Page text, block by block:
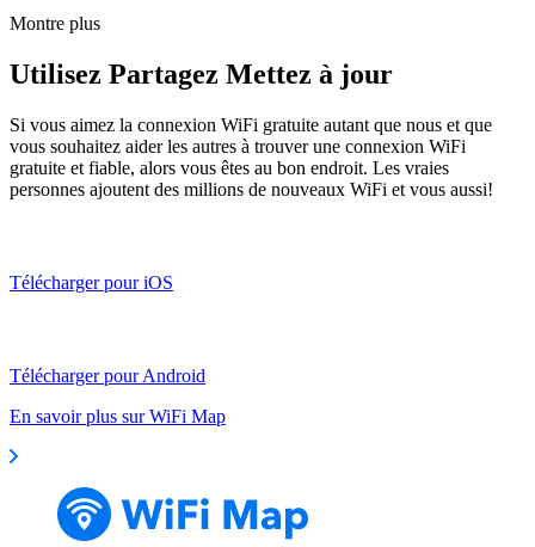
Montre plus
Utilisez Partagez Mettez à jour
Si vous aimez la connexion WiFi gratuite autant que nous et que
vous souhaitez aider les autres à trouver une connexion WiFi
gratuite et fiable, alors vous êtes au bon endroit. Les vraies
personnes ajoutent des millions de nouveaux WiFi et vous aussi!
Télécharger pour iOS
Télécharger pour Android
En savoir plus sur WiFi Map